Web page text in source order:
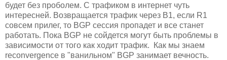
будет без проболем. С трафиком в интернет чуть
интересней. Возвращается трафик через B1, если R1
совсем прилег, то BGP сессия пропадет и все станет
работать. Пока BGP не сойдется могут быть проблемы в
зависимости от того как ходит трафик. Как мы знаем
reconvergence в "ванильном" BGP занимает вечность.